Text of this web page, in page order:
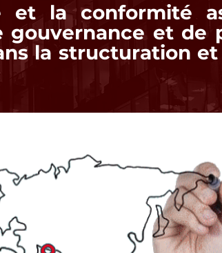
et la conformité
gouvernance et de
la structuration